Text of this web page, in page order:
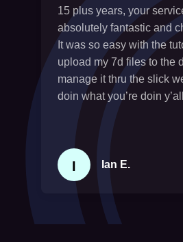
15 plus years, your
absolutely fantastic and
It was so easy with the
upload my 7d files to the
manage it thru the slick
doin what you’re doin
I Ian E.